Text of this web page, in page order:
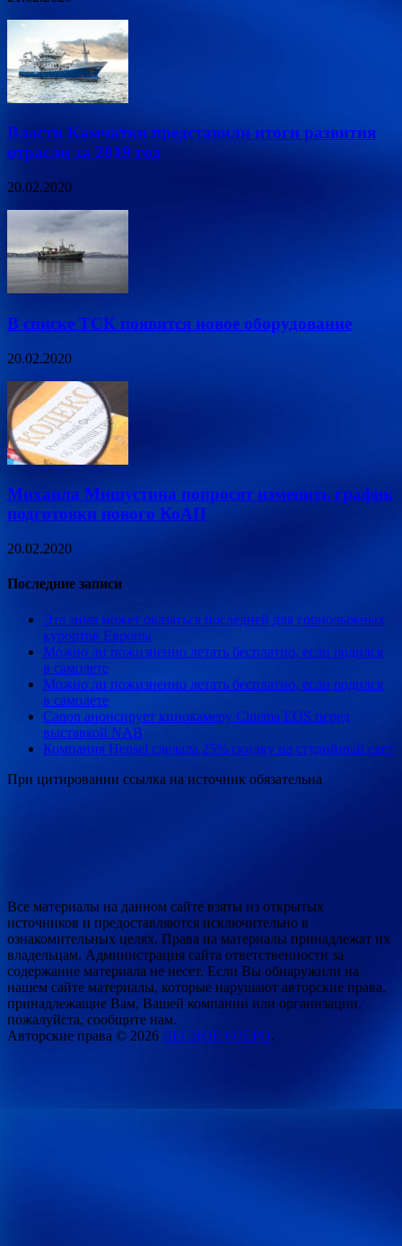
Власти Камчатки представили итоги развития
отрасли за 2019 год
20.02.2020
В списке ТСК появится новое оборудование
20.02.2020
Михаила Мишустина попросят изменить график
подготовки нового КоАП
20.02.2020
Последние записи
Эта зима может оказаться последней для горнолыжных
курортов Европы
Можно ли пожизненно летать бесплатно, если родился
в самолете
Можно ли пожизненно летать бесплатно, если родился
в самолете
Canon анонсирует кинокамеру Cinema EOS перед
выставкой NAB
Компания Hensel сделала 25% скидку на студийный свет
При цитировании ссылка на источник обязательна
Все материалы на данном сайте взяты из открытых
источников и предоставляются исключительно в
ознакомительных целях. Права на материалы принадлежат их
владельцам. Администрация сайта ответственности за
содержание материала не несет. Если Вы обнаружили на
нашем сайте материалы, которые нарушают авторские права,
принадлежащие Вам, Вашей компании или организации,
пожалуйста, сообщите нам.
Авторские права © 2026 ЛЕСНОЕ ОЗЕРО.